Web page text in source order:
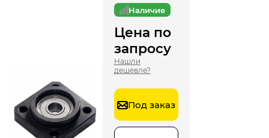
Наличие
Цена по
запросу
Нашли
дешевле?
Под заказ